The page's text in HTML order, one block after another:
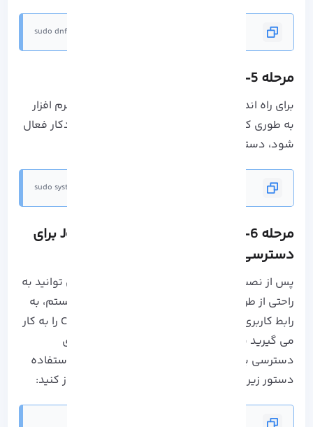
sudo dnf install ./jenkins-*.noarch.rpm
مرحله 5- پیکربندی و راه اندازی سرویس
برای راه اندازی، پیکربندی سرویس و فعال کردن نرم افزار
به طوری که در زمان System Boot نیز به طور خودکار فعال
شود، دستور زیر را فعال کنید:
sudo systemctl enable --now jenkins
مرحله 6- مجاز کردن پورت Jenkins 8080برای
دسترسی از یک سیستم راه دور
پس از نصب و اجرای اتوماسیون نرم افزار، شما می توانید به
راحتی از طریق یک مرورگر محلی نصب شده در سیستم، به
رابط کاربری آن دسترسی پیدا کنید. اما اگر سرور CLI را به کار
می گیرید باید از یک مرورگر سیستم از راه دور برای
دسترسی به آن استفاده کنید و برای دسترسی با استفاده
دستور زیر پورت ها را در فایروال
باز کنید: